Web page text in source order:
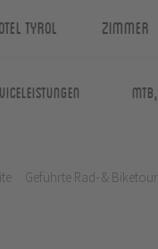
Tyrol Zimmer
Geführte Rad- &